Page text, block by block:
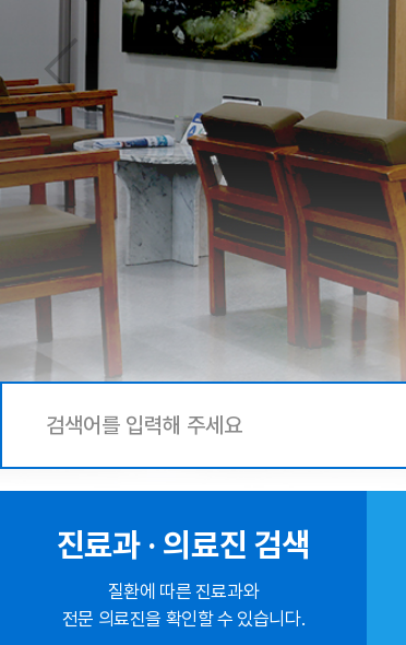
진료과 · 의료진 검색
질환에 따른 진료과와
전문 의료진을 확인할 수 있습니다.